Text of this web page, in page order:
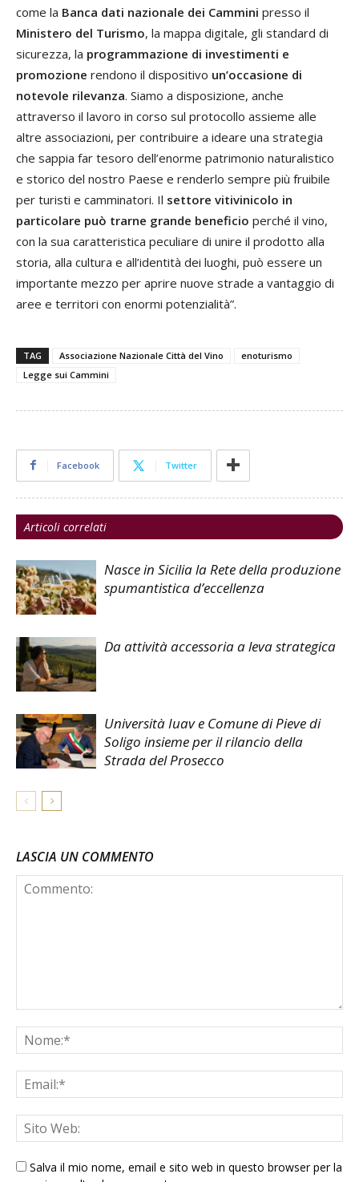
come la Banca dati nazionale dei Cammini presso il
Ministero del Turismo, la mappa digitale, gli standard di
sicurezza, la programmazione di investimenti e
promozione rendono il dispositivo un’occasione di
notevole rilevanza. Siamo a disposizione, anche
attraverso il lavoro in corso sul protocollo assieme alle
altre associazioni, per contribuire a ideare una strategia
che sappia far tesoro dell’enorme patrimonio naturalistico
e storico del nostro Paese e renderlo sempre più fruibile
per turisti e camminatori. Il settore vitivinicolo in
particolare può trarne grande beneficio perché il vino,
con la sua caratteristica peculiare di unire il prodotto alla
storia, alla cultura e all’identità dei luoghi, può essere un
importante mezzo per aprire nuove strade a vantaggio di
aree e territori con enormi potenzialità”.
TAG Associazione Nazionale Città del Vino
enoturismo
Legge sui Cammini
Facebook Twitter
Articoli correlati
Nasce in Sicilia la Rete della produzione
spumantistica d’eccellenza
Da attività accessoria a leva strategica
Università Iuav e Comune di Pieve di
Soligo insieme per il rilancio della
Strada del Prosecco
LASCIA UN COMMENTO
Salva il mio nome, email e sito web in questo browser per la